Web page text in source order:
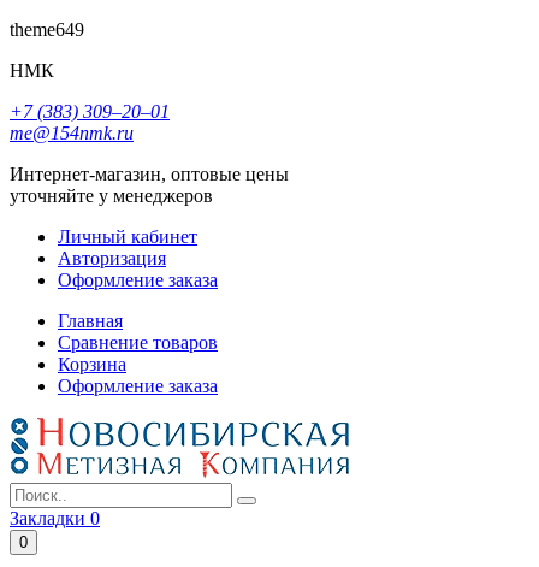
theme649
НМК
+7 (383) 309‒20‒01
me@154nmk.ru
Интернет-магазин, оптовые цены
уточняйте у менеджеров
Личный кабинет
Авторизация
Оформление заказа
Главная
Сравнение товаров
Корзина
Оформление заказа
Закладки 0
0